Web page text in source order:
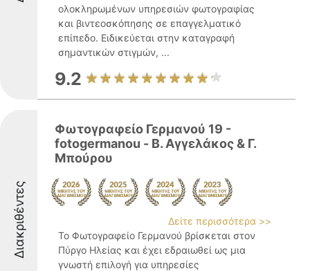
ολοκληρωμένων υπηρεσιών φωτογραφίας
και βιντεοσκόπησης σε επαγγελματικό
επίπεδο. Ειδικεύεται στην καταγραφή
σημαντικών στιγμών, ...
9.2
Διακριθέντες
Φωτογραφείο Γερμανού 19 -
fotogermanou - Β. Αγγελάκος & Γ.
Μπούρου
Δείτε περισσότερα >>
Το Φωτογραφείο Γερμανού βρίσκεται στον
Πύργο Ηλείας και έχει εδραιωθεί ως μια
γνωστή επιλογή για υπηρεσίες